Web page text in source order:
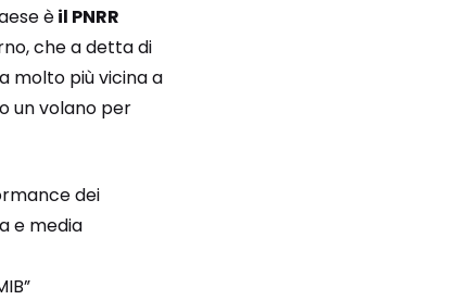
èil PNRR
che a detta di
molto più vicina a
un volano per
dei
e media